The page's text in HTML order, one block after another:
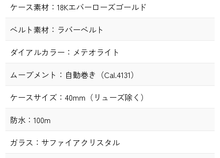
ケース素材： 18Kエバーローズゴールド
ベルト素材： ラバーベルト
ダイアルカラー： メテオライト
ムーブメント： 自動巻き（Cal.4131）
ケースサイズ： 40mm（リューズ除く）
防水： 100m
ガラス： サファイアクリスタル